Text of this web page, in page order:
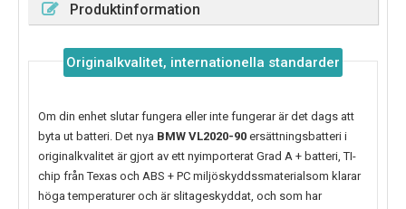
Produktinformation
Originalkvalitet, internationella standarder
Om din enhet slutar fungera eller inte fungerar är det dags att
byta ut batteri. Det nya BMW VL2020-90 ersättningsbatteri i
originalkvalitet är gjort av ett nyimporterat Grad A + batteri, TI-
chip från Texas och ABS + PC miljöskyddssmaterialsom klarar
höga temperaturer och är slitageskyddat, och som har